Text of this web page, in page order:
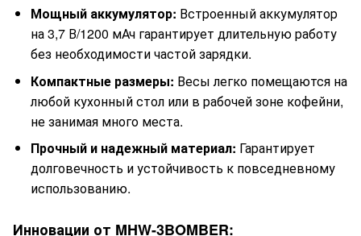
Мощный аккумулятор: Встроенный аккумулятор
на 3,7 В/1200 мАч гарантирует длительную работу
без необходимости частой зарядки.
Компактные размеры: Весы легко помещаются на
любой кухонный стол или в рабочей зоне кофейни,
не занимая много места.
Прочный и надежный материал: Гарантирует
долговечность и устойчивость к повседневному
использованию.
Инновации от MHW-3BOMBER: